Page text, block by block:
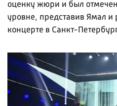
оценку жюри и был
уровне, представив Ямал и
концерте в Санкт-